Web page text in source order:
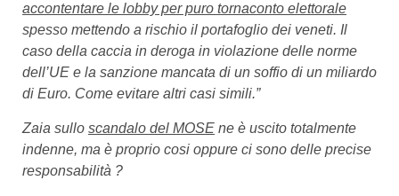
accontentare le lobby per puro tornaconto elettorale
spesso mettendo a rischio il portafoglio dei veneti. Il
caso della caccia in deroga in violazione delle norme
dell’UE e la sanzione mancata di un soffio di un miliardo
di Euro. Come evitare altri casi simili.”
Zaia sullo scandalo del MOSE ne è uscito totalmente
indenne, ma è proprio cosi oppure ci sono delle precise
responsabilità ?